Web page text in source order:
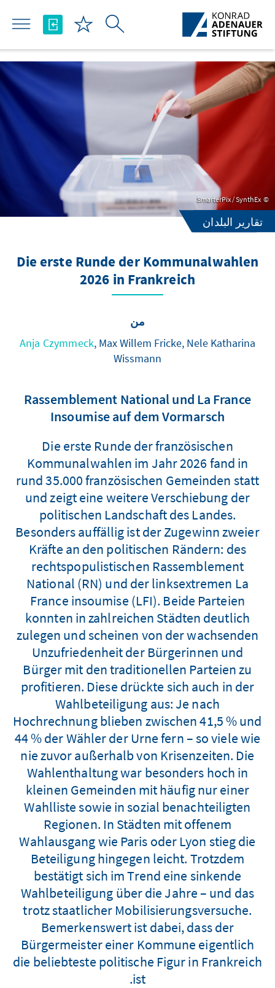
تخطي إلى المحتوى الرئيسي
تقارير البلدان
Die erste Runde der Kommunalwahlen
2026 in Frankreich
من
Anja Czymmeck, Max Willem Fricke, Nele Katharina
Wissmann
Rassemblement National und La France
Insoumise auf dem Vormarsch
Die erste Runde der französischen
Kommunalwahlen im Jahr 2026 fand in
rund 35.000 französischen Gemeinden statt
und zeigt eine weitere Verschiebung der
politischen Landschaft des Landes.
Besonders auffällig ist der Zugewinn zweier
Kräfte an den politischen Rändern: des
rechtspopulistischen Rassemblement
National (RN) und der linksextremen La
France insoumise (LFI). Beide Parteien
konnten in zahlreichen Städten deutlich
zulegen und scheinen von der wachsenden
Unzufriedenheit der Bürgerinnen und
Bürger mit den traditionellen Parteien zu
profitieren. Diese drückte sich auch in der
Wahlbeteiligung aus: Je nach
Hochrechnung blieben zwischen 41,5 % und
44 % der Wähler der Urne fern – so viele wie
nie zuvor außerhalb von Krisenzeiten. Die
Wahlenthaltung war besonders hoch in
kleinen Gemeinden mit häufig nur einer
Wahlliste sowie in sozial benachteiligten
Regionen. In Städten mit offenem
Wahlausgang wie Paris oder Lyon stieg die
Beteiligung hingegen leicht. Trotzdem
bestätigt sich im Trend eine sinkende
Wahlbeteiligung über die Jahre – und das
trotz staatlicher Mobilisierungsversuche.
Bemerkenswert ist dabei, dass der
Bürgermeister einer Kommune eigentlich
die beliebteste politische Figur in Frankreich
ist.